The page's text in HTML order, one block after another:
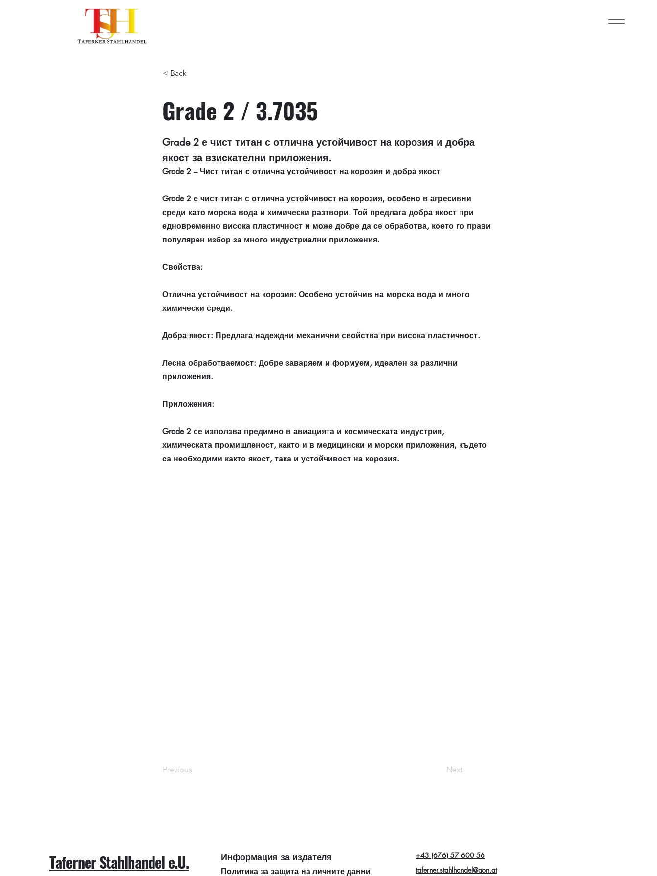
< Back
Grade 2 / 3.7035
Grade 2 е чист титан с отлична устойчивост на корозия и добра
якост за взискателни приложения.
Grade 2 – Чист титан с отлична устойчивост на корозия и добра якост
Grade 2 е чист титан с отлична устойчивост на корозия, особено в агресивни
среди като морска вода и химически разтвори. Той предлага добра якост при
едновременно висока пластичност и може добре да се обработва, което го прави
популярен избор за много индустриални приложения.
Свойства:
Отлична устойчивост на корозия: Особено устойчив на морска вода и много
химически среди.
Добра якост: Предлага надеждни механични свойства при висока пластичност.
Лесна обработваемост: Добре заваряем и формуем, идеален за различни
приложения.
Приложения:
Grade 2 се използва предимно в авиацията и космическата индустрия,
химическата промишленост, както и в медицински и морски приложения, където
са необходими както якост, така и устойчивост на корозия.
Previous Next
Taferner Stahlhandel e.U. Информация за издателя
Политика за защита на личните данни
+43 (676) 57 600 56
taferner.stahlhandel@aon.at